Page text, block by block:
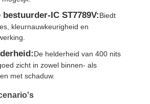
IC ST7789V:Biedt
kleurnauwkeurigheid en
De helderheid van 400 nits
zicht in zowel binnen- als
met schaduw.